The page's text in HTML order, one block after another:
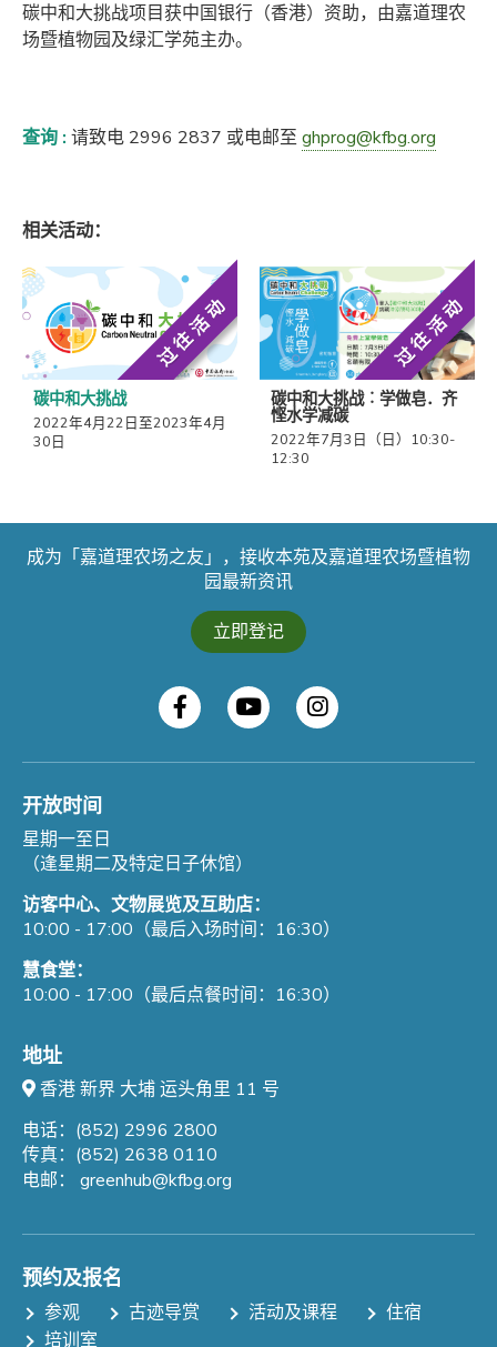
碳中和大挑战项目获中国银行（香港）资助，由嘉道理农
场暨植物园及绿汇学苑主办。
查询 : 请致电 2996 2837 或电邮至ghprog@kfbg.org
相关活动：
过往活动
碳中和大挑战
2022年4月22日至2023年4月
30日
过往活动
碳中和大挑战︰学做皂．齐
悭水学减碳
2022年7月3日（日）10:30-
12:30
成为「嘉道理农场之友」，接收本苑及嘉道理农场暨植物
园最新资讯
立即登记
开放时间
星期一至日
（逢星期二及特定日子休馆）
访客中心、文物展览及互助店：
10:00 - 17:00（最后入场时间：16:30）
慧食堂：
10:00 - 17:00（最后点餐时间：16:30）
地址
香港 新界 大埔 运头角里 11 号
电话：(852) 2996 2800
传真：(852) 2638 0110
电邮： greenhub@kfbg.org
预约及报名
参观 古迹导赏 活动及课程
住宿
培训室